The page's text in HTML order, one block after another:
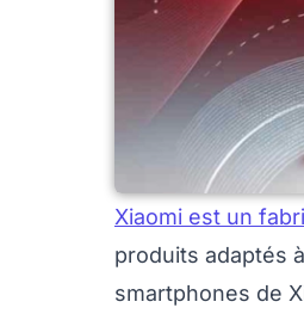
Xiaomi est un
produits adaptés
smartphones de